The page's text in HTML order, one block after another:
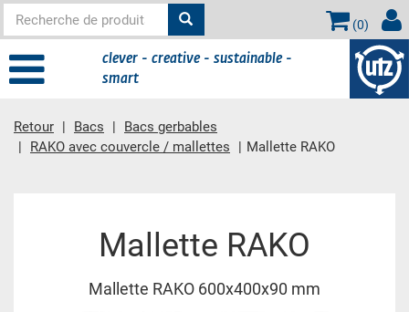
(0)
clever - creative - sustainable -
smart
Retour Bacs
Bacs gerbables
RAKO avec couvercle / mallettes
Mallette RAKO
Mallette RAKO
Mallette RAKO 600x400x90 mm